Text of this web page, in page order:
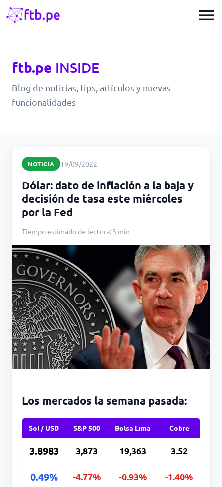
menu
ftb.pe INSIDE
Blog de noticias, tips, artículos y nuevas
funcionalidades
NOTICIA 19/09/2022
Dólar: dato de inflación a la baja y
decisión de tasa este miércoles
por la Fed
Tiempo estimado de lectura: 3 min
Los mercados la semana pasada:
Sol / USD S&P 500 Bolsa Lima Cobre
3.8983 3,873 19,363 3.52
0.49% -4.77% -0.93% -1.40%